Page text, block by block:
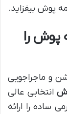
پوش بیفزاید.
پوش را
و ماجراجویی
انتخابی عالی
ساده را ارائه